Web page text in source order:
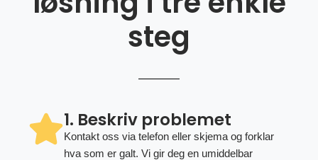
steg
1. Beskriv problemet
Kontakt oss via telefon eller skjema og forklar
hva som er galt. Vi gir deg en umiddelbar